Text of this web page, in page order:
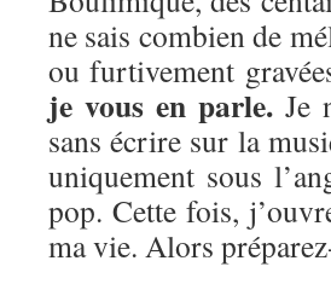
ne sais combien de
ou furtivement
je vous en parle. Je
sans écrire sur la
uniquement sous
pop. Cette fois,
ma vie. Alors